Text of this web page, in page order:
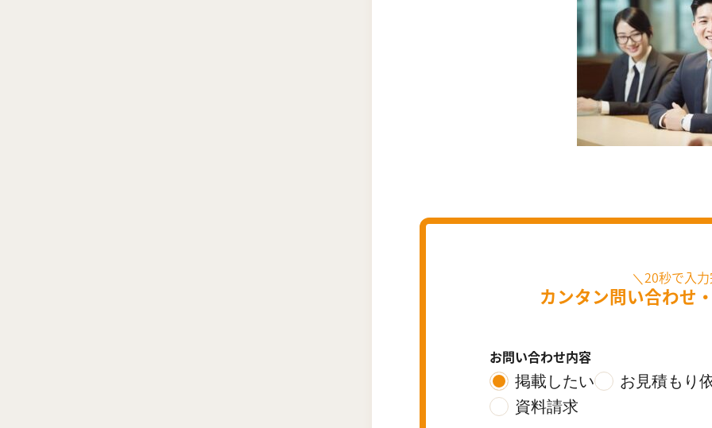
カンタン問い合わせ
お問い合わせ内容
掲載したい
お見積もり
資料請求